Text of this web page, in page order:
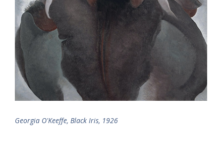
Georgia O'Keeffe, Black Iris, 1926